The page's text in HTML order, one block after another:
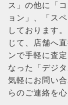
ス」の他に「
ョン」、「ス
しております
じて、店舗へ
ンで手軽に査
なった「デジ
気軽にお問い
らのご連絡を